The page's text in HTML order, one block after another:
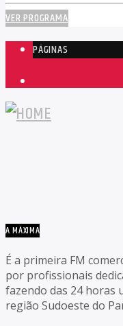
VER PROGRAMA
PÁGINAS
A MÁXIMA
É a primeira FM
por profissionais
fazendo das 24 horas
região Sudoeste do